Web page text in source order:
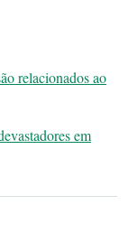
relacionados ao
em